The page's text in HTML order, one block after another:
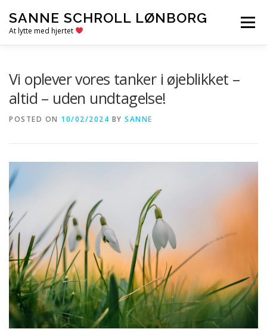
content
SANNE SCHROLL LØNBORG
At lytte med hjertet
Menu
Vi oplever vores tanker i øjeblikket –
altid – uden undtagelse!
POSTED ON 10/02/2024 BY SANNE